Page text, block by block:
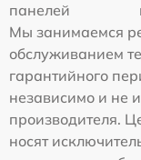
панелей
Мы занимаемся
обслуживанием
гарантийного
независимо и не
производителя.
носят